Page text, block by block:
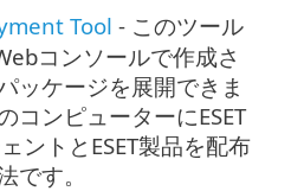
Tool - このツール
コンソールで作成さ
ッケージを展開できま
コンピューターにESET
ントとESET製品を配布
です。